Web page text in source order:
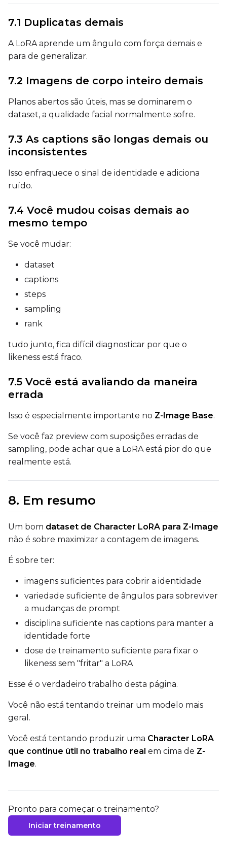
LoRA Scale
7.1 Duplicatas demais
A LoRA aprende um ângulo com força demais e
para de generalizar.
7.2 Imagens de corpo inteiro demais
Planos abertos são úteis, mas se dominarem o
dataset, a qualidade facial normalmente sofre.
7.3 As captions são longas demais ou
inconsistentes
Isso enfraquece o sinal de identidade e adiciona
ruído.
7.4 Você mudou coisas demais ao
mesmo tempo
Se você mudar:
dataset
captions
steps
sampling
rank
tudo junto, fica difícil diagnosticar por que o
likeness está fraco.
7.5 Você está avaliando da maneira
errada
Isso é especialmente importante no Z-Image Base.
Se você faz preview com suposições erradas de
sampling, pode achar que a LoRA está pior do que
realmente está.
8. Em resumo
Um bom dataset de Character LoRA para Z-Image
não é sobre maximizar a contagem de imagens.
É sobre ter:
imagens suficientes para cobrir a identidade
variedade suficiente de ângulos para sobreviver
a mudanças de prompt
disciplina suficiente nas captions para manter a
identidade forte
dose de treinamento suficiente para fixar o
likeness sem "fritar" a LoRA
Esse é o verdadeiro trabalho desta página.
Você não está tentando treinar um modelo mais
geral.
Você está tentando produzir uma Character LoRA
que continue útil no trabalho real em cima de Z-
Image.
Pronto para começar o treinamento?
Iniciar treinamento